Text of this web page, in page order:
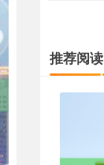
推荐阅读